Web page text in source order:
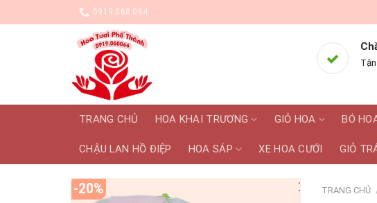
to
0919.068.064
TRANG CHỦ HOA KHAI TRƯƠNG GIỎ HOA BÓ
CHẬU LAN HỒ ĐIỆP HOA SÁP XE HOA CƯỚI GIỎ
-20% TRANG CHỦ